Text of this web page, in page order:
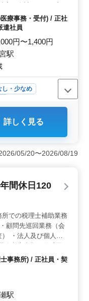
で、最寄りの備前
勤の選択肢が広
が可能です。
子カルテ入力 ・診療
イト・パートの募
経験を活かして働け
ちしております♪
療事務・受付) / 正社
遣社員
円〜1,400円
駅
し・少なめ
置する一般内科の
ています。中高年
給されるなど、
内容＞ 医療事務
どを担当します。
ルテの入力など
ートとしての募集
の勤務が可能で、
の職場です。無料
曜日の午後や木曜
などの休暇も設け
詳しく見る
05/20〜2026/08/19
間休日120
での税理士補助業務
顧問先巡回業務（会
・法人及び個人の
設立、事業承継等の
続税申告業務 ・経
ベテラン経験者歓
事務所) / 正社員・契
駅